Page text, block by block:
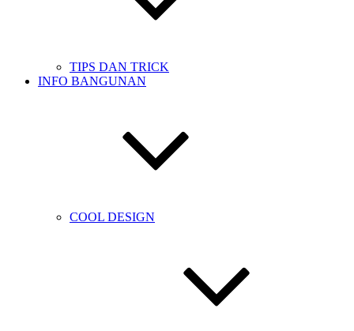
TIPS DAN TRICK
INFO BANGUNAN
COOL DESIGN